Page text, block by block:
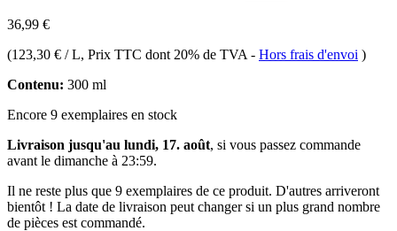
36,99 €
(123,30 € / L, Prix TTC dont 20% de TVA - Hors frais d'envoi )
Contenu: 300 ml
Encore 9 exemplaires en stock
Livraison jusqu'au lundi, 17. août, si vous passez commande
avant le dimanche à 23:59.
Il ne reste plus que 9 exemplaires de ce produit. D'autres arriveront
bientôt ! La date de livraison peut changer si un plus grand nombre
de pièces est commandé.